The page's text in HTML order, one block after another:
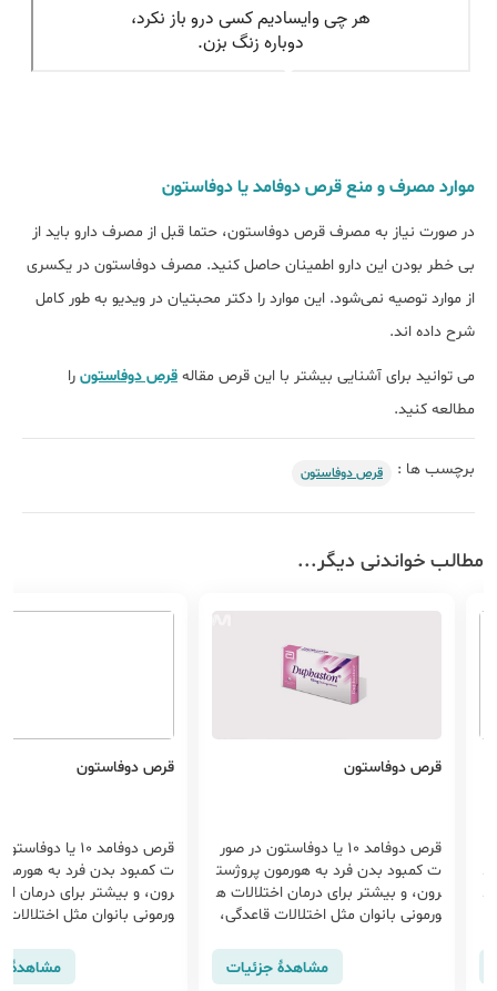
موارد مصرف و منع قرص دوفامد یا دوفاستون
در صورت نیاز به مصرف قرص دوفاستون، حتما قبل از مصرف دارو باید از
بی خطر بودن این دارو اطمینان حاصل کنید. مصرف دوفاستون در یکسری
از موارد توصیه نمی‌شود. این موارد را دکتر محبتیان در ویدیو به طور کامل
شرح داده اند.
می توانید برای آشنایی بیشتر با این قرص مقاله قرص دوفاستون را
مطالعه کنید.
برچسب ها : قرص دوفاستون
مطالب خواندنی دیگر...
قرص دوفاستون
قرص دوفامد 10 یا دوفاستون در صور
ت کمبود بدن فرد به هورمون پروژست
رون، و بیشتر برای درمان اختلالات ه
ورمونی بانوان مثل اختلالات قاعدگی،
مشاهدهٔ جزئیات
قرص دوفاستون
قرص دوفامد 10 یا
ت کمبود بدن فرد به
رون، و بیشتر برای درمان
ورمونی بانوان مثل
مشاهدهٔ